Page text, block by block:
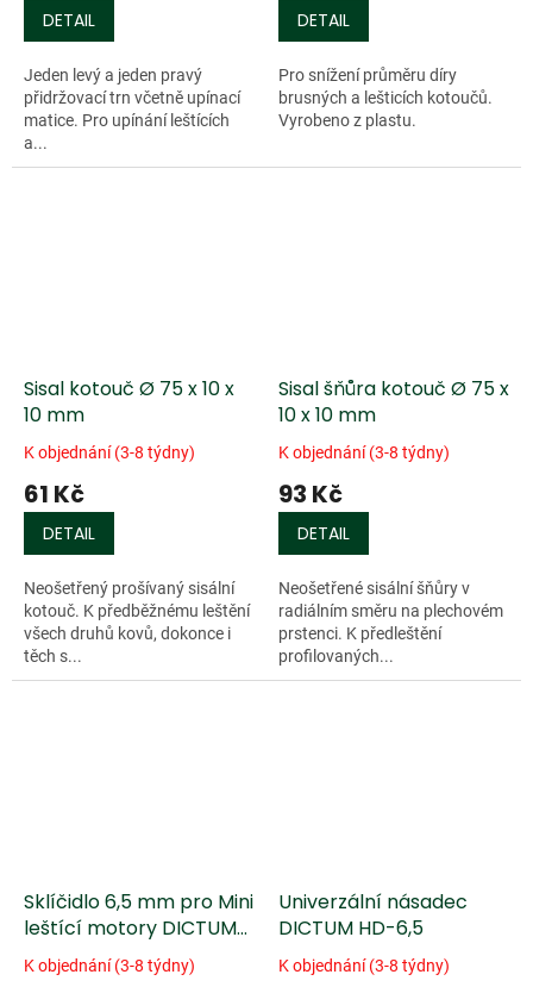
DETAIL
Jeden levý a jeden pravý
přidržovací trn včetně upínací
matice. Pro upínání leštících
a...
DETAIL
Pro snížení průměru díry
brusných a lešticích kotoučů.
Vyrobeno z plastu.
Sisal kotouč Ø 75 x 10 x
10 mm
K objednání (3-8 týdny)
61 Kč
DETAIL
Neošetřený prošívaný sisální
kotouč. K předběžnému leštění
všech druhů kovů, dokonce i
těch s...
Sisal šňůra kotouč Ø 75 x
10 x 10 mm
K objednání (3-8 týdny)
93 Kč
DETAIL
Neošetřené sisální šňůry v
radiálním směru na plechovém
prstenci. K předleštění
profilovaných...
Sklíčidlo 6,5 mm pro Mini
leštící motory DICTUM
PM 75
K objednání (3-8 týdny)
Univerzální násadec
DICTUM HD-6,5
K objednání (3-8 týdny)